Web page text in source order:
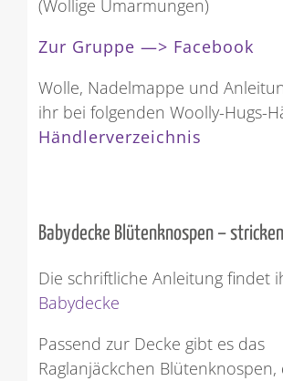
(Wollige Umarmungen)
Zur Gruppe —> Facebook
Wolle, Nadelmappe und
ihr bei folgenden Woolly-Hugs-
Händlerverzeichnis
Babydecke Blütenknospen – stricken
Die schriftliche Anleitung findet
Babydecke
Passend zur Decke gibt es das
Raglanjäckchen Blütenknospen,